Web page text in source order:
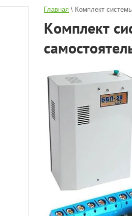
Главная \ Комплект
Комплект